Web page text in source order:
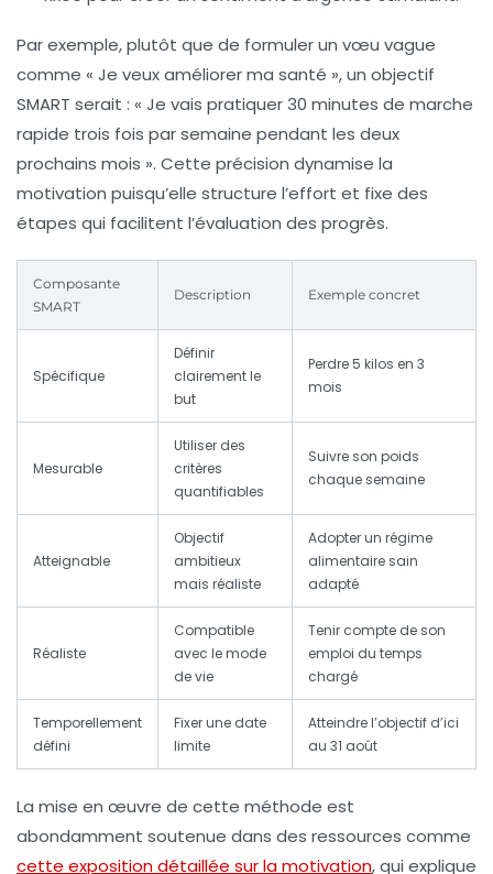
Par exemple, plutôt que de formuler un vœu vague
comme « Je veux améliorer ma santé », un objectif
SMART serait : « Je vais pratiquer 30 minutes de marche
rapide trois fois par semaine pendant les deux
prochains mois ». Cette précision dynamise la
motivation puisqu’elle structure l’effort et fixe des
étapes qui facilitent l’évaluation des progrès.
Composante
SMART
Description Exemple concret
Spécifique
Définir
clairement le
but
Perdre 5 kilos en 3
mois
Mesurable
Utiliser des
critères
quantifiables
Suivre son poids
chaque semaine
Atteignable
Objectif
ambitieux
mais réaliste
Adopter un régime
alimentaire sain
adapté
Réaliste
Compatible
avec le mode
de vie
Tenir compte de son
emploi du temps
chargé
Temporellement
défini
Fixer une date
limite
Atteindre l’objectif d’ici
au 31 août
La mise en œuvre de cette méthode est
abondamment soutenue dans des ressources comme
cette exposition détaillée sur la motivation, qui explique